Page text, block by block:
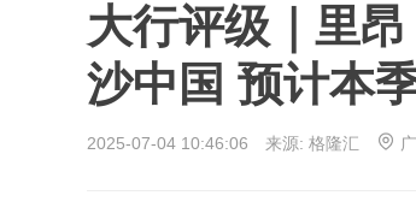
大行评级｜里
沙中国 预计本
2025-07-04 10:46:06 来源: 格隆汇